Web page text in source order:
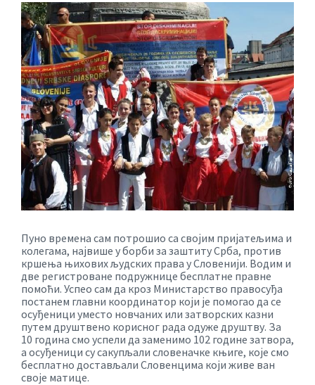
Пуно времена сам потрошио са својим пријатељима и
колегама, највише у борби за заштиту Срба, против
кршења њихових људских права у Словенији. Водим и
две регистроване подружнице бесплатне правне
помоћи. Успео сам да кроз Министарство правосуђа
постанем главни координатор који је помогао да се
осуђеници уместо новчаних или затворских казни
путем друштвено корисног рада одуже друштву. За
10 година смо успели да заменимо 102 године затвора,
а осуђеници су сакупљали словеначке књиге, које смо
бесплатно достављали Словенцима који живе ван
своје матице.